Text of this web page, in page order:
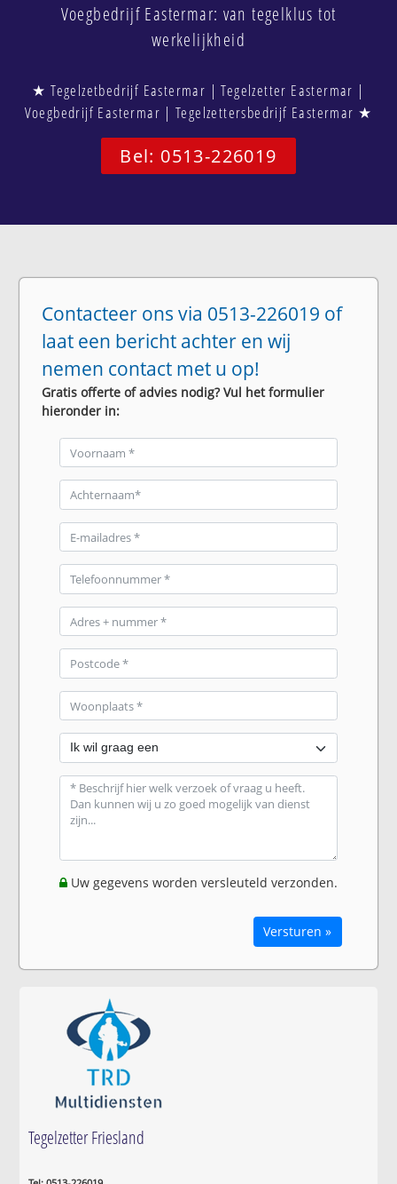
Voegbedrijf Eastermar: van tegelklus tot
werkelijkheid
★ Tegelzetbedrijf Eastermar | Tegelzetter Eastermar |
Voegbedrijf Eastermar | Tegelzettersbedrijf Eastermar ★
Bel: 0513-226019
Contacteer ons via 0513-226019 of
laat een bericht achter en wij
nemen contact met u op!
Gratis offerte of advies nodig? Vul het formulier
hieronder in:
Uw gegevens worden versleuteld verzonden.
Versturen »
Tegelzetter Friesland